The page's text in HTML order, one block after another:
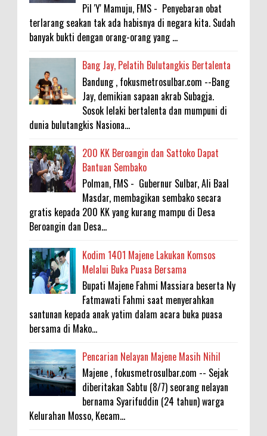
Pil 'Y' Mamuju, FMS - Penyebaran obat
terlarang seakan tak ada habisnya di negara kita. Sudah
banyak bukti dengan orang-orang yang ...
Bang Jay, Pelatih Bulutangkis Bertalenta
Bandung , fokusmetrosulbar.com --Bang
Jay, demikian sapaan akrab Subagja.
Sosok lelaki bertalenta dan mumpuni di
dunia bulutangkis Nasiona...
200 KK Beroangin dan Sattoko Dapat
Bantuan Sembako
Polman, FMS - Gubernur Sulbar, Ali Baal
Masdar, membagikan sembako secara
gratis kepada 200 KK yang kurang mampu di Desa
Beroangin dan Desa...
Kodim 1401 Majene Lakukan Komsos
Melalui Buka Puasa Bersama
Bupati Majene Fahmi Massiara beserta Ny
Fatmawati Fahmi saat menyerahkan
santunan kepada anak yatim dalam acara buka puasa
bersama di Mako...
Pencarian Nelayan Majene Masih Nihil
Majene , fokusmetrosulbar.com -- Sejak
diberitakan Sabtu (8/7) seorang nelayan
bernama Syarifuddin (24 tahun) warga
Kelurahan Mosso, Kecam...